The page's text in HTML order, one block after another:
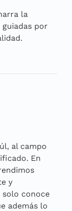
la
guiadas por
al campo
En
y
conoce
además lo